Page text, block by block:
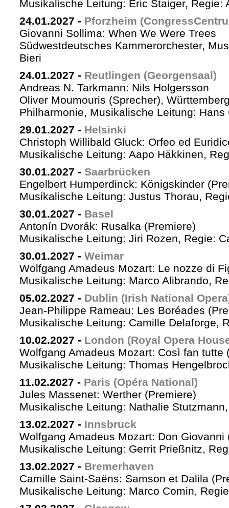
Musikalische Leitung: Eric Staiger, Regie:
24.01.2027 - Pforzheim
Giovanni Sollima: When We Were Trees
Südwestdeutsches Kammerorchester,
Bieri
24.01.2027 - Reutlingen (Georgensaal)
Andreas N. Tarkmann: Nils Holgersson
Oliver Moumouris (Sprecher),
Philharmonie, Musikalische Leitung: Hans
29.01.2027 - Helsinki
Christoph Willibald Gluck: Orfeo ed
Musikalische Leitung: Aapo Häkkinen,
30.01.2027 - Saarbrücken
Engelbert Humperdinck: Königskinder
Musikalische Leitung: Justus Thorau,
30.01.2027 - Basel
Antonín Dvorák: Rusalka (Premiere)
Musikalische Leitung: Jiri Rozen, Regie:
30.01.2027 - Weimar
Wolfgang Amadeus Mozart: Le nozze di
Musikalische Leitung: Marco Alibrando,
05.02.2027 - Dublin (Irish National
Jean-Philippe Rameau: Les Boréades
Musikalische Leitung: Camille Delaforge,
10.02.2027 - London (Royal Opera
Wolfgang Amadeus Mozart: Così fan tutte
Musikalische Leitung: Thomas
11.02.2027 - Paris (Opéra National)
Jules Massenet: Werther (Premiere)
Musikalische Leitung: Nathalie
13.02.2027 - Innsbruck
Wolfgang Amadeus Mozart: Don Giovanni
Musikalische Leitung: Gerrit Prießnitz,
13.02.2027 - Bremerhaven
Camille Saint-Saëns: Samson et Dalila
Musikalische Leitung: Marco Comin,